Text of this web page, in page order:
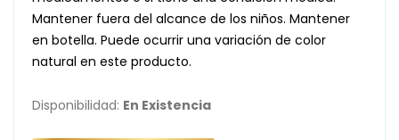
Mantener fuera del alcance de los niños. Mantener
en botella. Puede ocurrir una variación de color
natural en este producto.
Disponibilidad: En Existencia